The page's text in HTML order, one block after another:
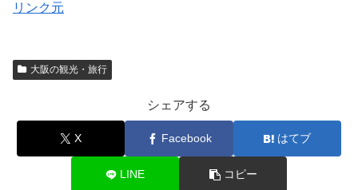
リンク元
大阪の観光・旅行
シェアする
X Facebook はてブ
LINE コピー